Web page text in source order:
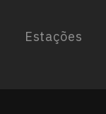
Estações